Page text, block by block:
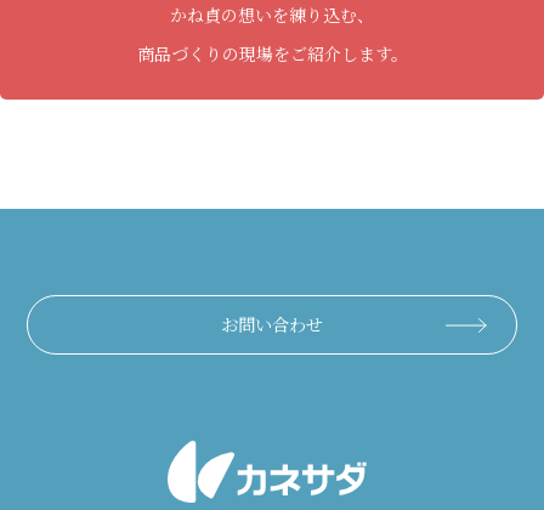
かね貞の想いを練り込む、
商品づくりの現場をご紹介します。
お問い合わせ